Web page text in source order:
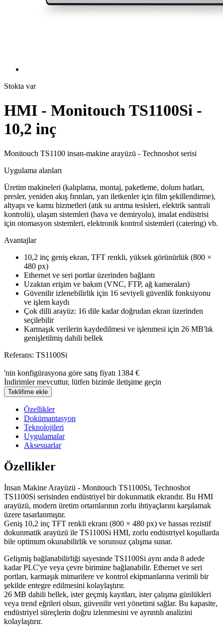
Stokta var
HMI - Monitouch TS1100Si -
10,2 inç
Monitouch TS1100 insan-makine arayüzü - Technoshot serisi
Uygulama alanları
Üretim makineleri (kalıplama, montaj, paketleme, dolum hatları,
presler, yeniden akış fırınları, yarı iletkenler için film şekillendirme),
altyapı ve kamu hizmetleri (atık su arıtma tesisleri, elektrik santrali
kontrolü), ulaşım sistemleri (hava ve demiryolu), imalat endüstrisi
için otomasyon sistemleri, elektronik kontrol sistemleri (catering) vb.
Avantajlar
10,2 inç geniş ekran, TFT renkli, yüksek görünürlük (800 ×
480 px)
Ethernet ve seri portlar üzerinden bağlantı
Uzaktan erişim ve bakım (VNC, FTP, ağ kameraları)
Güvenilir izlenebilirlik için 16 seviyeli güvenlik fonksiyonu
ve işlem kaydı
Çok dilli arayüz: 16 dile kadar doğrudan ekran üzerinden
seçilebilir
Karmaşık verilerin kaydedilmesi ve işlenmesi için 26 MB'lık
genişletilmiş dahili bellek
Referans: TS1100Si
'nin konfigürasyona göre satış fiyatı 1384 €
İndirimler mevcuttur, lütfen bizimle iletişime geçin
Teklifime ekle
Özellikler
Dokümantasyon
Teknolojileri
Uygulamalar
Aksesuarlar
Özellikler
İnsan Makine Arayüzü - Monitouch TS1100Si, Technoshot
TS1100Si serisinden endüstriyel bir dokunmatik ekrandır. Bu HMI
arayüzü, modern üretim ortamlarının zorlu ihtiyaçlarını karşılamak
üzere tasarlanmıştır.
Geniş 10,2 inç TFT renkli ekranı (800 × 480 px) ve hassas rezistif
dokunmatik arayüzü ile TS1100Si HMI, zorlu endüstriyel koşullarda
bile optimum okunabilirlik ve sorunsuz çalışma sunar.
Gelişmiş bağlanabilirliği sayesinde TS1100Si aynı anda 8 adede
kadar PLC'ye veya çevre birimine bağlanabilir. Ethernet ve seri
portları, karmaşık mimarilere ve kontrol ekipmanlarına verimli bir
şekilde entegre edilmesini kolaylaştırır.
26 MB dahili bellek, ister geçmiş kayıtları, ister çalışma günlükleri
veya trend eğrileri olsun, güvenilir veri yönetimi sağlar. Bu kapasite,
endüstriyel süreçlerin doğru izlenmesini ve ayrıntılı analizini
kolaylaştırır.